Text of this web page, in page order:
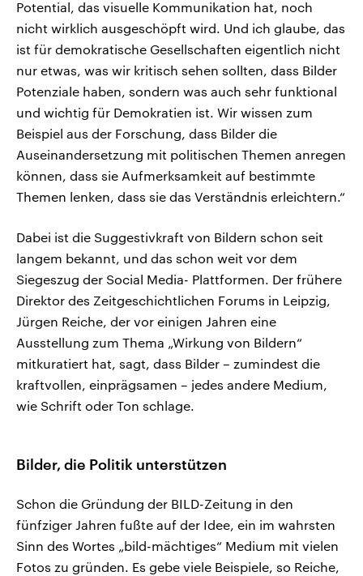
Potential, das visuelle Kommunikation hat, noch
nicht wirklich ausgeschöpft wird. Und ich glaube, das
ist für demokratische Gesellschaften eigentlich nicht
nur etwas, was wir kritisch sehen sollten, dass Bilder
Potenziale haben, sondern was auch sehr funktional
und wichtig für Demokratien ist. Wir wissen zum
Beispiel aus der Forschung, dass Bilder die
Auseinandersetzung mit politischen Themen anregen
können, dass sie Aufmerksamkeit auf bestimmte
Themen lenken, dass sie das Verständnis erleichtern.“
Dabei ist die Suggestivkraft von Bildern schon seit
langem bekannt, und das schon weit vor dem
Siegeszug der Social Media- Plattformen. Der frühere
Direktor des Zeitgeschichtlichen Forums in Leipzig,
Jürgen Reiche, der vor einigen Jahren eine
Ausstellung zum Thema „Wirkung von Bildern“
mitkuratiert hat, sagt, dass Bilder – zumindest die
kraftvollen, einprägsamen – jedes andere Medium,
wie Schrift oder Ton schlage.
Bilder, die Politik unterstützen
Schon die Gründung der BILD-Zeitung in den
fünfziger Jahren fußte auf der Idee, ein im wahrsten
Sinn des Wortes „bild-mächtiges“ Medium mit vielen
Fotos zu gründen. Es gebe viele Beispiele, so Reiche,